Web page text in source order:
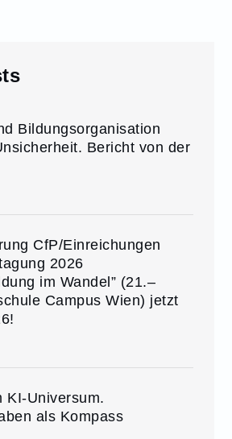
Bildungsorganisation
Bericht von der
CfP/Einreichungen
2026
im Wandel” (21.–
Campus Wien) jetzt
KI-Universum.
als Kompass